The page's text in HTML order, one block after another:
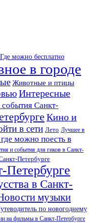
Где можно бесплатно
в городе
Животные и птицы
Интересные
Санкт-
Кино и
в сети Лето Лучшее в
можно поесть в
и события для гиков в Санкт-
Петербурге
Петербурге
в Санкт-
музыки
по новогоднему
на фильмы в Санкт-Петербурге